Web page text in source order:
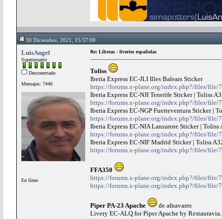
30 Diciembre, 2021, 15:57:09
LuisAngel
Superusuario
Desconectado
Mensajes: 7446
En línea
Re: Libreas - liveries españolas
Toliss
Iberia Express EC-JLI Illes Balears Sticker
https://forums.x-plane.org/index.php?/files/file/
Iberia Express EC-NJI Tenerife Sticker | Toliss
https://forums.x-plane.org/index.php?/files/file/
Iberia Express EC-NGP Fuerteventura Sticker |
https://forums.x-plane.org/index.php?/files/file/
Iberia Express EC-NIA Lanzarote Sticker | Toliss
https://forums.x-plane.org/index.php?/files/file/
Iberia Express EC-NIF Madrid Sticker | Toliss
https://forums.x-plane.org/index.php?/files/file/
FFA350
https://forums.x-plane.org/index.php?/files/file/
https://forums.x-plane.org/index.php?/files/
Piper PA-23 Apache
de afnavarro
Livery EC-ALQ for Piper Apache by